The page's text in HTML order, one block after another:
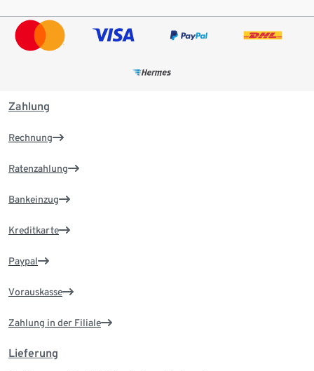
Zahlung
Rechnung
Ratenzahlung
Bankeinzug
Kreditkarte
Paypal
Vorauskasse
Zahlung in der Filiale
Lieferung